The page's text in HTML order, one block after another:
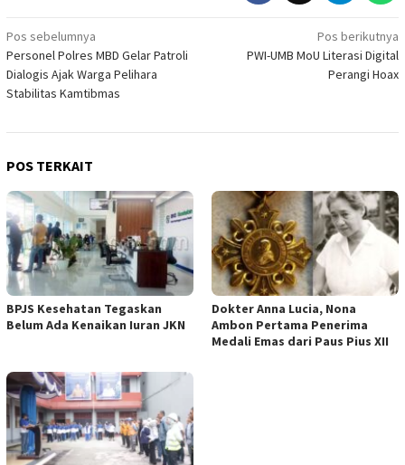
Navigasi
pos
Pos sebelumnya
Personel Polres MBD Gelar Patroli
Dialogis Ajak Warga Pelihara
Stabilitas Kamtibmas
Pos berikutnya
PWI-UMB MoU Literasi Digital
Perangi Hoax
POS TERKAIT
BPJS Kesehatan Tegaskan
Belum Ada Kenaikan Iuran JKN
Dokter Anna Lucia, Nona
Ambon Pertama Penerima
Medali Emas dari Paus Pius XII